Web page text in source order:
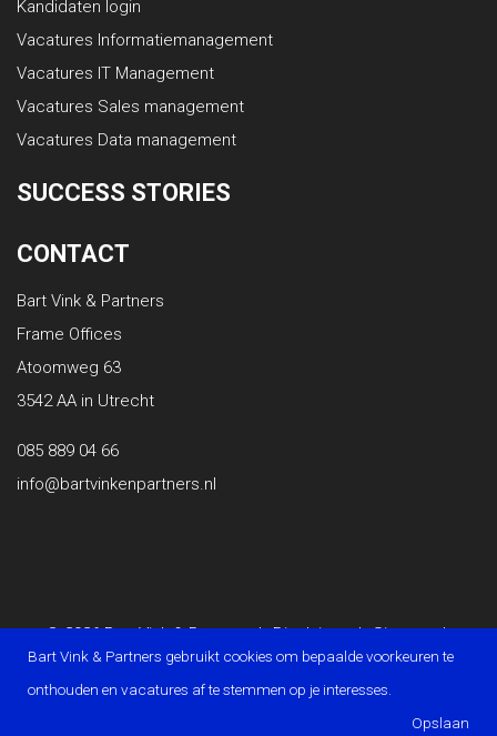
Kandidaten login
Vacatures Informatiemanagement
Vacatures IT Management
Vacatures Sales management
Vacatures Data management
SUCCESS STORIES
CONTACT
Bart Vink & Partners
Frame Offices
Atoomweg 63
3542 AA in Utrecht
085 889 04 66
info@bartvinkenpartners.nl
© 2026 Bart Vink & Partners | Disclaimer | Sitemap |
Privacy Statement | Powered by OTYS
Bart Vink & Partners gebruikt cookies om bepaalde voorkeuren te
onthouden en vacatures af te stemmen op je interesses.